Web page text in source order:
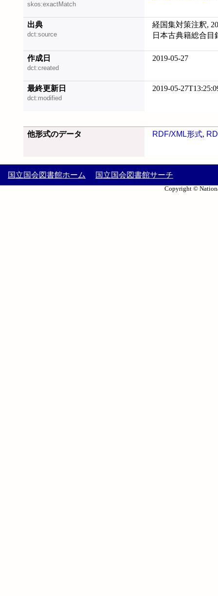
skos:exactMatch
出典
dct:source
経国集対策注釈,
日本古典籍総合目
作成日
dct:created
2019-05-27
最終更新日
dct:modified
2019-05-
他形式のデータ RDF/XML形式,
国立国会図書館ホーム 国立国会図書館サーチ
Copyright ©